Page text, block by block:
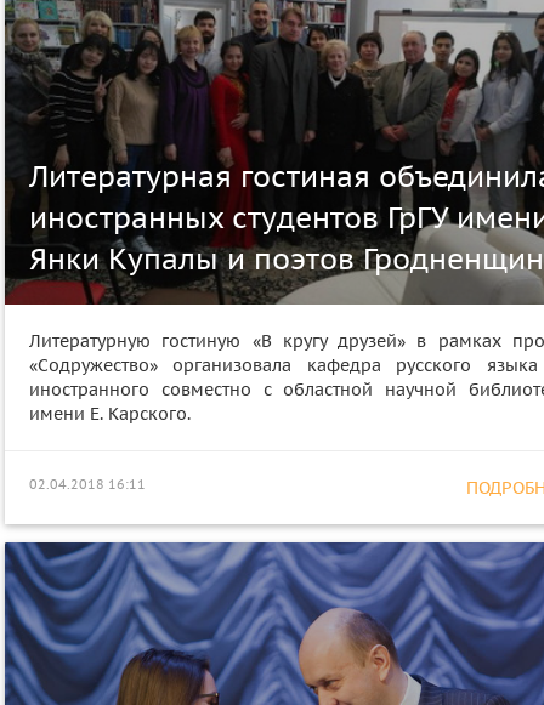
Литературная гостиная
иностранных студентов ГрГУ
Янки Купалы и поэтов
Литературную гостиную «В кругу друзей» в рамках
«Содружество» организовала кафедра русского
иностранного совместно с областной научной
имени Е. Карского.
02.04.2018 16:11